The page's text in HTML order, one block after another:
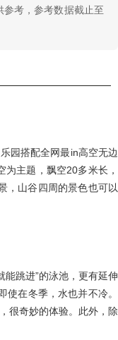
考，参考数据截止至
园搭配全网最in高空无边
主题，飘空20多米长，
，山谷四周的景色也可以
跳进”的泳池，更有延伸
在冬季，水也并不冷。
很奇妙的体验。此外，除